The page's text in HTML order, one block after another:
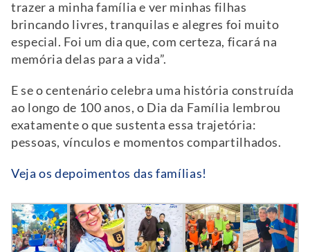
trazer a minha família e ver minhas filhas
brincando livres, tranquilas e alegres foi muito
especial. Foi um dia que, com certeza, ficará na
memória delas para a vida”.
E se o centenário celebra uma história construída
ao longo de 100 anos, o Dia da Família lembrou
exatamente o que sustenta essa trajetória:
pessoas, vínculos e momentos compartilhados.
Veja os depoimentos das famílias!